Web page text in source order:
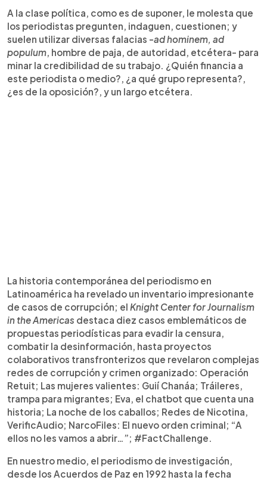
A la clase política, como es de suponer, le molesta que
los periodistas pregunten, indaguen, cuestionen; y
suelen utilizar diversas falacias -ad hominem, ad
populum , hombre de paja, de autoridad, etcétera- para
minar la credibilidad de su trabajo. ¿Quién financia a
este periodista o medio?, ¿a qué grupo representa?,
¿es de la oposición?, y un largo etcétera.
La historia contemporánea del periodismo en
Latinoamérica ha revelado un inventario impresionante
de casos de corrupción; el Knight Center for Journalism
in the Americas destaca diez casos emblemáticos de
propuestas periodísticas para evadir la censura,
combatir la desinformación, hasta proyectos
colaborativos transfronterizos que revelaron complejas
redes de corrupción y crimen organizado: Operación
Retuit; Las mujeres valientes: Guií Chanáa; Tráileres,
trampa para migrantes; Eva, el chatbot que cuenta una
historia; La noche de los caballos; Redes de Nicotina,
VerificAudio; NarcoFiles: El nuevo orden criminal; “A
ellos no les vamos a abrir…”; #FactChallenge.
En nuestro medio, el periodismo de investigación,
desde los Acuerdos de Paz en 1992 hasta la fecha